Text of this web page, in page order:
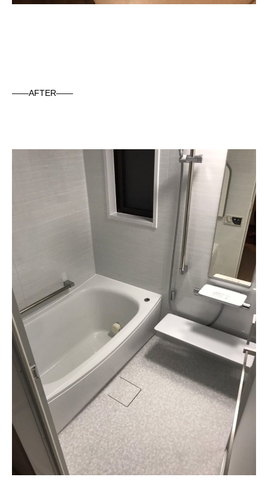
——AFTER——